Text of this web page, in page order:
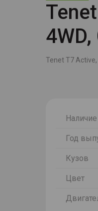
Tenet T7 Active,
Наличие
Год
Кузов
Цвет